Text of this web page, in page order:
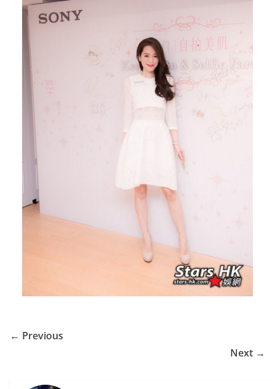
← Previous
Next →